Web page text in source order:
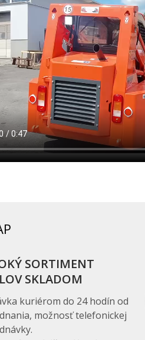
SORTIMENT
SKLADOM
kuriérom do 24 hodín od
možnosť telefonickej